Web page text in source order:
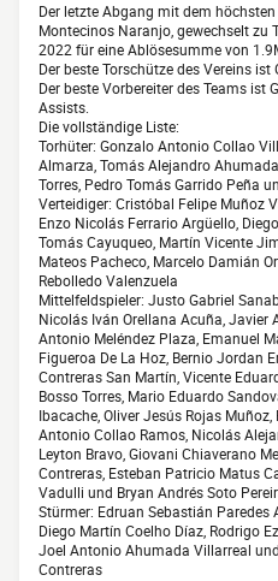
Der letzte Abgang mit dem
Montecinos Naranjo, gewechselt
2022 für eine Ablösesumme von
Der beste Torschütze des Vereins
Der beste Vorbereiter des Teams ist
Assists.
Die vollständige Liste:
Torhüter: Gonzalo Antonio Collao
Almarza, Tomás Alejandro
Torres, Pedro Tomás Garrido Peña
Verteidiger: Cristóbal Felipe Muñoz
Enzo Nicolás Ferrario Argüello,
Tomás Cayuqueo, Martín Vicente
Mateos Pacheco, Marcelo Damián
Rebolledo Valenzuela
Mittelfeldspieler: Justo Gabriel
Nicolás Iván Orellana Acuña, Javier
Antonio Meléndez Plaza, Emanuel
Figueroa De La Hoz, Bernio Jordan
Contreras San Martín, Vicente
Bosso Torres, Mario Eduardo
Ibacache, Oliver Jesús Rojas
Antonio Collao Ramos, Nicolás
Leyton Bravo, Giovani Chiaverano
Contreras, Esteban Patricio Matus
Vadulli und Bryan Andrés Soto
Stürmer: Edruan Sebastián Paredes
Diego Martín Coelho Díaz, Rodrigo
Joel Antonio Ahumada Villarreal
Contreras